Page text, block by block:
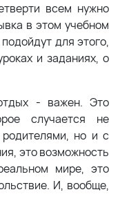
всем нужно
в этом учебном
для этого,
и заданиях, о
- важен. Это
случается не
но и с
это возможность
мире, это
И, вообще,